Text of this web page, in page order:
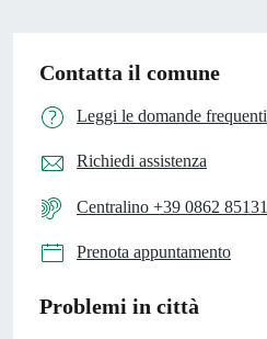
Contatta il comune
Leggi le domande frequenti
Richiedi assistenza
Centralino +39 0862 85131
Prenota appuntamento
Problemi in città